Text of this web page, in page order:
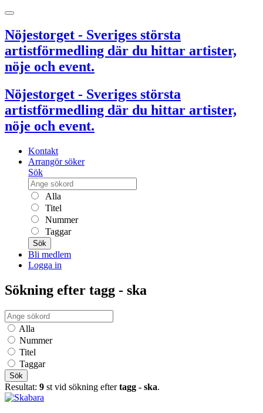
Nöjestorget - Sveriges största
artistförmedling där du hittar artister,
nöje och event.
Nöjestorget - Sveriges största
artistförmedling där du hittar artister,
nöje och event.
Kontakt
Arrangör söker
Sök
Alla
Titel
Nummer
Taggar
Sök
Bli medlem
Logga in
Sökning efter tagg - ska
Alla
Nummer
Titel
Taggar
Sök
Resultat: 9 st vid sökning eftertagg - ska.